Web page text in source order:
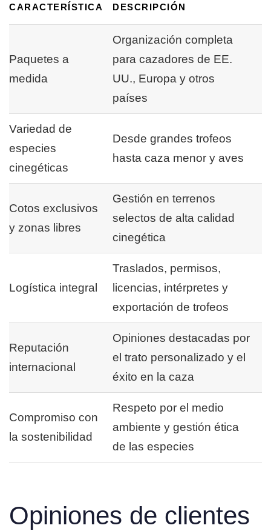
CARACTERÍSTICA DESCRIPCIÓN
Paquetes a
medida
Organización completa
para cazadores de EE.
UU., Europa y otros
países
Variedad de
especies
cinegéticas
Desde grandes trofeos
hasta caza menor y aves
Cotos exclusivos
y zonas libres
Gestión en terrenos
selectos de alta calidad
cinegética
Logística integral
Traslados, permisos,
licencias, intérpretes y
exportación de trofeos
Reputación
internacional
Opiniones destacadas por
el trato personalizado y el
éxito en la caza
Compromiso con
la sostenibilidad
Respeto por el medio
ambiente y gestión ética
de las especies
Opiniones de clientes